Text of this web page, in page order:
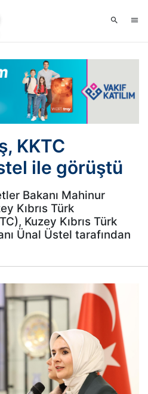
KKTC
ile görüştü
Bakanı Mahinur
Kıbrıs Türk
Kuzey Kıbrıs Türk
Ünal Üstel tarafından